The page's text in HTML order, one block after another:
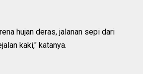
hujan deras, jalanan sepi dari
kaki," katanya.